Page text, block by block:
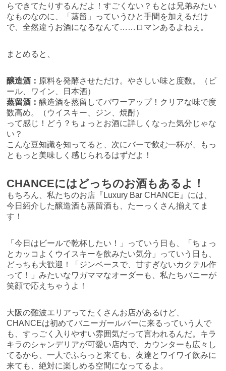
らできてたりするんだよ！すごくない？もとは兄弟みたい
なものなのに、「蒸留」っていうひと手間を加えるだけ
で、全然違うお酒になるなんて……ロマンあるよねぇ。
まとめると、
醸造酒： 原料を発酵させただけ。やさしい味と度数。（ビ
ール、ワイン、日本酒）
蒸留酒：醸造酒を蒸留してパワーアップ！クリアな味で度
数高め。（ウイスキー、ジン、焼酎）
って感じ！どう？ちょっとお酒に詳しくなった気分じゃな
い？
こんな豆知識を知ってると、次にバーで飲む一杯が、もっ
ともっと美味しく感じられるはずだよ！
CHANCEにはどっちのお酒もあるよ！
もちろん、私たちのお店『Luxury Bar CHANCE』には、
今日紹介した醸造酒も蒸留酒も、たーっくさん揃えてま
す！
「今日はビールで乾杯したい！」っていう日も、「ちょっ
とカッコよくウイスキーを飲みたい気分」っていう日も、
どっちも大歓迎！「ジンベースで、甘すぎないカクテル作
って！」みたいなワガママなオーダーも、私たちバニーが
笑顔で応えちゃうよ！
大阪の難波エリアってたくさんお店があるけど、
CHANCEは初めてバニーガールバーに来るっていう人で
も、すっごく入りやすい雰囲気だって言われるんだ。キラ
キラのシャンデリアが可愛い店内で、カウンターも広々し
てるから、一人でふらっと来ても、友達とワイワイ飲みに
来ても、絶対に楽しめる空間になってるよ。